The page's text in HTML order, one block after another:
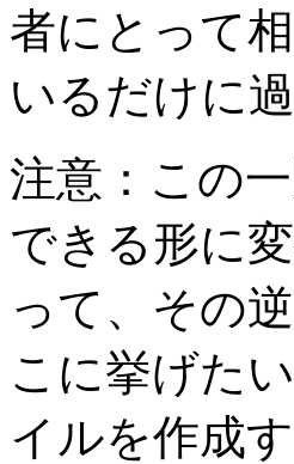
者にとって
いるだけに
注意：この
できる形に
って、その
こに挙げた
イルを作成